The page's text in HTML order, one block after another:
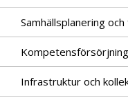
Samhällsplanering och
Kompetensförsörjning
Infrastruktur och